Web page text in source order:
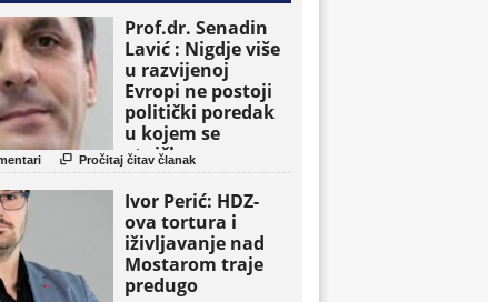
Prof.dr. Senadin
Lavić : Nigdje više
u razvijenoj
Evropi ne postoji
politički poredak
u kojem se
etničke grupe
pojavljuju kao
osnovne političke
jedinice
 Pročitaj čitav članak
Ivor Perić: HDZ-
ova tortura i
iživljavanje nad
Mostarom traje
predugo